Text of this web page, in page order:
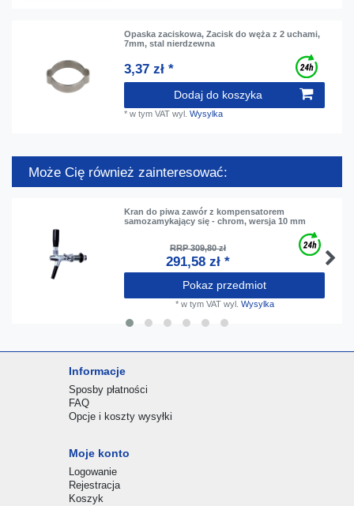
Opaska zaciskowa, Zacisk do węża z 2 uchami,
7mm, stal nierdzewna
3,37 zł *
Dodaj do koszyka
*w tym VAT wyl.Wysylka
Może Cię również zainteresować:
Kran do piwa zawór z kompensatorem
samozamykający się - chrom, wersja 10 mm
RRP 309,80 zł
291,58 zł *
Pokaz przedmiot
* w tym VATwyl. Wysylka
Informacje
Sposby płatności
FAQ
Opcje i koszty wysyłki
Moje konto
Logowanie
Rejestracja
Koszyk